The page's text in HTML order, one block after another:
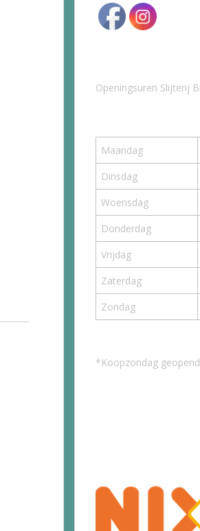
Openingsuren Slijterij
Maandag
Dinsdag
Woensdag
Donderdag
Vrijdag
Zaterdag
Zondag
*Koopzondag